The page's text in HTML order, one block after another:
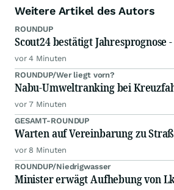
Weitere Artikel des Autors
ROUNDUP
Scout24 bestätigt Jahresprognose
vor 4 Minuten
ROUNDUP/Wer liegt vorn?
Nabu-Umweltranking bei
vor 7 Minuten
GESAMT-ROUNDUP
Warten auf Vereinbarung zu
vor 8 Minuten
ROUNDUP/Niedrigwasser
Minister erwägt Aufhebung von